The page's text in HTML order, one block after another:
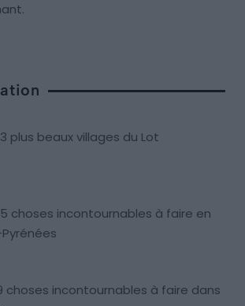
plus beaux villages du Lot
choses incontournables à faire en
choses incontournables à faire dans